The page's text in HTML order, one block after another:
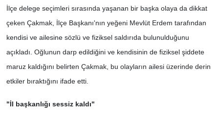
İlçe delege seçimleri sırasında yaşanan bir başka olaya da dikkat
çeken Çakmak, İlçe Başkanı'nın yeğeni Mevlüt Erdem tarafından
kendisi ve ailesine sözlü ve fiziksel saldırıda bulunulduğunu
açıkladı. Oğlunun darp edildiğini ve kendisinin de fiziksel şiddete
maruz kaldığını belirten Çakmak, bu olayların ailesi üzerinde derin
etkiler bıraktığını ifade etti.
"İl başkanlığı sessiz kaldı"